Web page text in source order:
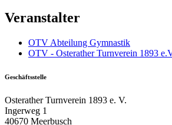
Veranstalter
OTV Abteilung Gymnastik
OTV - Osterather Turnverein 1893
Geschäftsstelle
Osterather Turnverein 1893 e. V.
Ingerweg 1
40670 Meerbusch